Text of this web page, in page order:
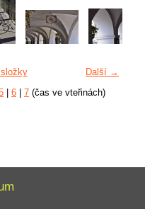
Další →
| 6 | 7 (čas ve vteřinách)